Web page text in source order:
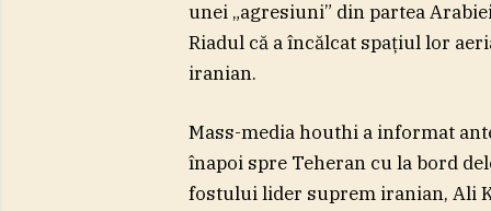
unei „agresiuni” din partea
Riadul că a încălcat spaţiul lor
iranian.
Mass-media houthi a informat
înapoi spre Teheran cu la bord
fostului lider suprem iranian, Ali